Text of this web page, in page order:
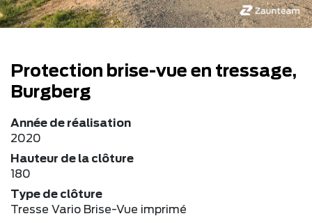
Protection brise-vue en tressage,
Burgberg
Année de réalisation
2020
Hauteur de la clôture
180
Type de clôture
Tresse Vario Brise-Vue imprimé